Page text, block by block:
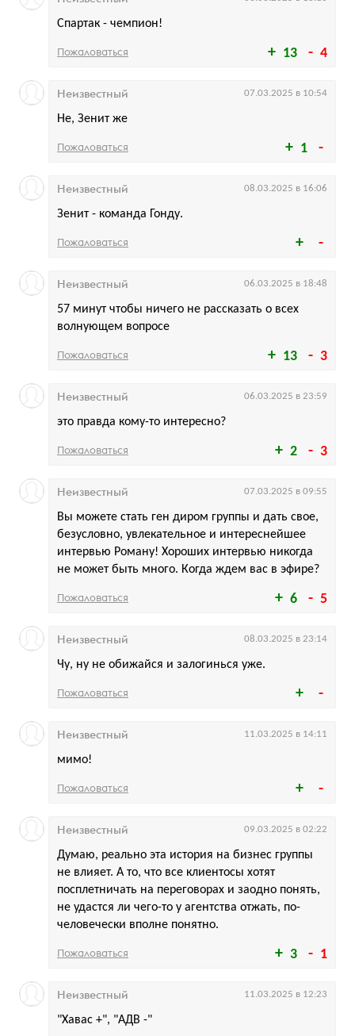
13 4
Спартак - чемпион!
Пожаловаться
1
Не, Зенит же
Неизвестный 07.03.2025 в 10:54
Пожаловаться
Зенит - команда Гонду.
Неизвестный 08.03.2025 в 16:06
Пожаловаться
13 3
57 минут чтобы ничего не рассказать о всех
волнующем вопросе
Неизвестный 06.03.2025 в 18:48
Пожаловаться
2 3
это правда кому-то интересно?
Неизвестный 06.03.2025 в 23:59
Пожаловаться
6 5
Вы можете стать ген диром группы и дать свое,
безусловно, увлекательное и интереснейшее
интервью Роману! Хороших интервью никогда
не может быть много. Когда ждем вас в эфире?
Неизвестный 07.03.2025 в 09:55
Пожаловаться
Чу, ну не обижайся и залогинься уже.
Неизвестный 08.03.2025 в 23:14
Пожаловаться
мимо!
Неизвестный 11.03.2025 в 14:11
Пожаловаться
3 1
Думаю, реально эта история на бизнес группы
не влияет. А то, что все клиентосы хотят
посплетничать на переговорах и заодно понять,
не удастся ли чего-то у агентства отжать, по-
человечески вполне понятно.
Неизвестный 09.03.2025 в 02:22
Пожаловаться
"Хавас +", "АДВ -"
Неизвестный 11.03.2025 в 12:23